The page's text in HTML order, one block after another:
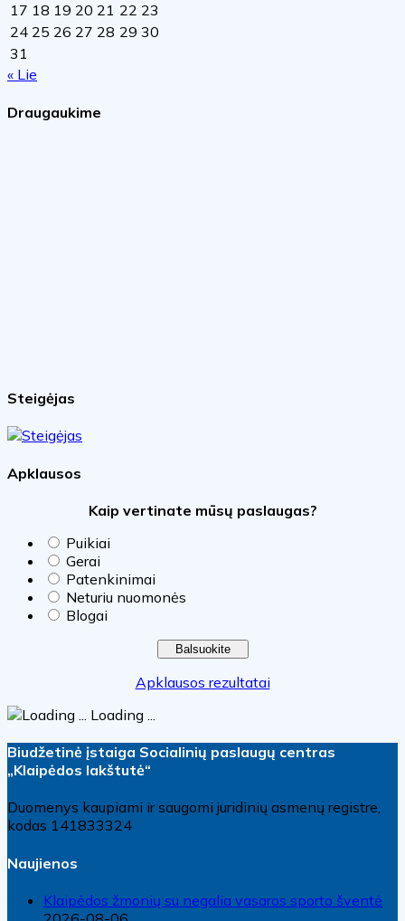
17 18 19 20 21 22 23
24 25 26 27 28 29 30
31
« Lie
Draugaukime
Steigėjas
Apklausos
Kaip vertinate mūsų paslaugas?
Puikiai
Gerai
Patenkinimai
Neturiu nuomonės
Blogai
Apklausos rezultatai
Loading ...
Biudžetinė įstaiga Socialinių paslaugų centras
„Klaipėdos lakštutė“
Duomenys kaupiami ir saugomi juridinių asmenų registre,
kodas 141833324
Naujienos
Klaipėdos žmonių su negalia vasaros sporto šventė